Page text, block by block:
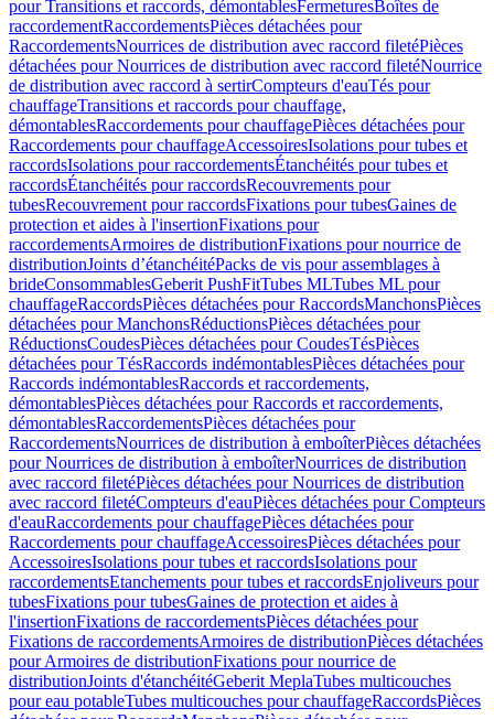
pour Transitions et raccords, démontablesFermeturesBoîtes de
raccordementRaccordementsPièces détachées pour
RaccordementsNourrices de distribution avec raccord filetéPièces
détachées pour Nourrices de distribution avec raccord filetéNourrice
de distribution avec raccord à sertirCompteurs d'eauTés pour
chauffageTransitions et raccords pour chauffage,
démontablesRaccordements pour chauffagePièces détachées pour
Raccordements pour chauffageAccessoiresIsolations pour tubes et
raccordsIsolations pour raccordementsÉtanchéités pour tubes et
raccordsÉtanchéités pour raccordsRecouvrements pour
tubesRecouvrement pour raccordsFixations pour tubesGaines de
protection et aides à l'insertionFixations pour
raccordementsArmoires de distributionFixations pour nourrice de
distributionJoints d’étanchéitéPacks de vis pour assemblages à
brideConsommablesGeberit PushFitTubes MLTubes ML pour
chauffageRaccordsPièces détachées pour RaccordsManchonsPièces
détachées pour ManchonsRéductionsPièces détachées pour
RéductionsCoudesPièces détachées pour CoudesTésPièces
détachées pour TésRaccords indémontablesPièces détachées pour
Raccords indémontablesRaccords et raccordements,
démontablesPièces détachées pour Raccords et raccordements,
démontablesRaccordementsPièces détachées pour
RaccordementsNourrices de distribution à emboîterPièces détachées
pour Nourrices de distribution à emboîterNourrices de distribution
avec raccord filetéPièces détachées pour Nourrices de distribution
avec raccord filetéCompteurs d'eauPièces détachées pour Compteurs
d'eauRaccordements pour chauffagePièces détachées pour
Raccordements pour chauffageAccessoiresPièces détachées pour
AccessoiresIsolations pour tubes et raccordsIsolations pour
raccordementsEtanchements pour tubes et raccordsEnjoliveurs pour
tubesFixations pour tubesGaines de protection et aides à
l'insertionFixations de raccordementsPièces détachées pour
Fixations de raccordementsArmoires de distributionPièces détachées
pour Armoires de distributionFixations pour nourrice de
distributionJoints d'étanchéitéGeberit MeplaTubes multicouches
pour eau potableTubes multicouches pour chauffageRaccordsPièces